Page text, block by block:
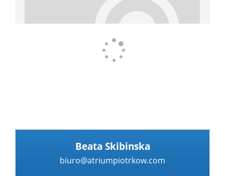
−
Beata Skibinska
biuro@atriumpiotrkow.com